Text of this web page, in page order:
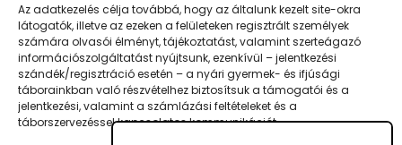
Az adatkezelés célja továbbá, hogy az általunk kezelt site-okra
látogatók, illetve az ezeken a felületeken regisztrált személyek
számára olvasói élményt, tájékoztatást, valamint szerteágazó
információszolgáltatást nyújtsunk, ezenkívül – jelentkezési
szándék/regisztráció esetén – a nyári gyermek- és ifjúsági
táborainkban való részvételhez biztosítsuk a támogatói és a
jelentkezési, valamint a számlázási feltételeket és a
táborszervezéssel kapcsolatos kommunikációt.
teljesen…